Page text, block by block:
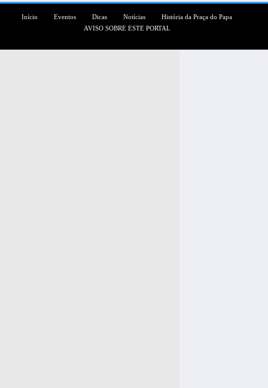
Início Eventos Dicas Notícias
História da Praça do Papa
AVISO SOBRE ESTE PORTAL